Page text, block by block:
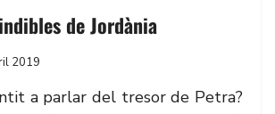
de Jordània
2019
a parlar del tresor de Petra?